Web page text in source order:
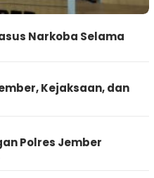
Narkoba Selama
Kejaksaan, dan
Polres Jember